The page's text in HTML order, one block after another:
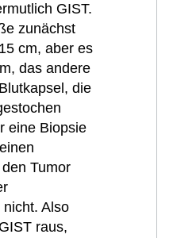
GIST.
zunächst
cm, aber es
das andere
die
eine Biopsie
Tumor
Also
raus,